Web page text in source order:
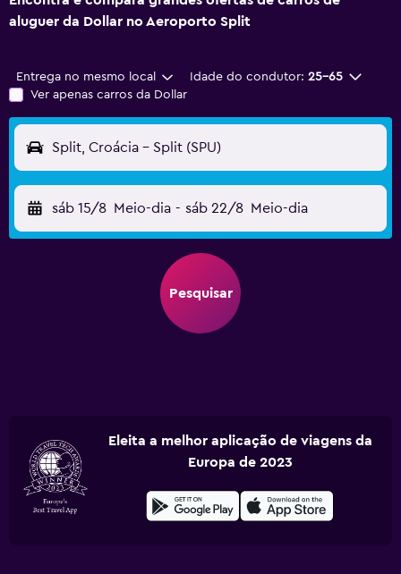
aluguer da Dollar no Aeroporto Split
Entrega no mesmo local Idade do condutor: 25-65
Ver apenas carros da Dollar
Split, Croácia - Split (SPU)
sáb 15/8 Meio-dia - sáb 22/8 Meio-dia
Pesquisar
Eleita a melhor aplicação de viagens da
Europa de 2023